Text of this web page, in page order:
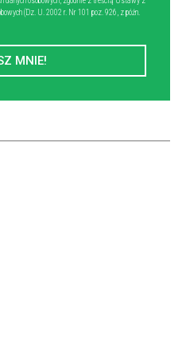
(Dz. U. 2002 r. Nr 101 poz. 926, z późn.
MNIE!